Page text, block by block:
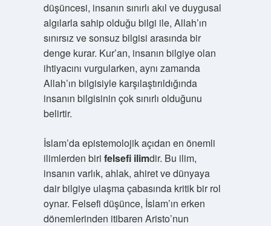
düşüncesi, insanın sınırlı akıl ve duygusal
algılarla sahip olduğu bilgi ile, Allah’ın
sınırsız ve sonsuz bilgisi arasında bir
denge kurar. Kur’an, insanın bilgiye olan
ihtiyacını vurgularken, aynı zamanda
Allah’ın bilgisiyle karşılaştırıldığında
insanın bilgisinin çok sınırlı olduğunu
belirtir.
İslam’da epistemolojik açıdan en önemli
ilimlerden biri felsefi ilimdir. Bu ilim,
insanın varlık, ahlak, ahiret ve dünyaya
dair bilgiye ulaşma çabasında kritik bir rol
oynar. Felsefi düşünce, İslam’ın erken
dönemlerinden itibaren Aristo’nun